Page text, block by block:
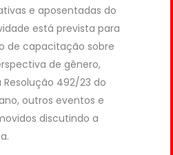
e aposentadas do
está prevista para
de capacitação sobre
de gênero,
492/23 do
outros eventos e
discutindo a